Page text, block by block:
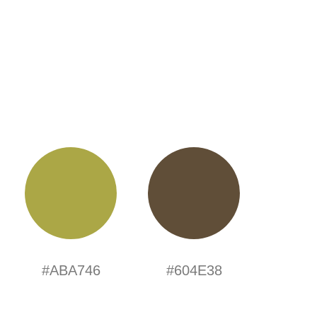
#ABA746 #604E38